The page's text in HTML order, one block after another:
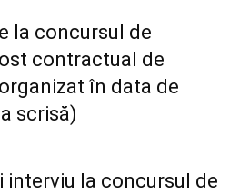
la concursul de
contractual de
în data de
scrisă)
interviu la concursul de